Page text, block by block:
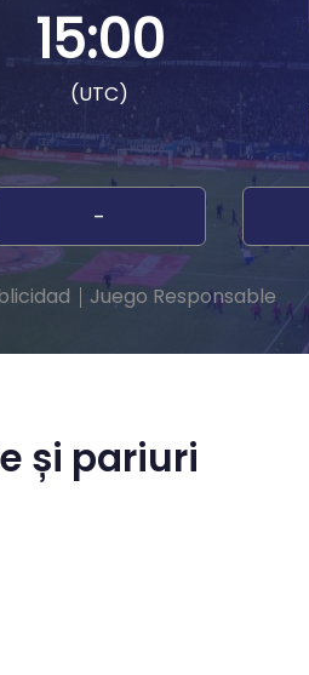
15:00
(UTC)
-
Juego Responsable
și pariuri